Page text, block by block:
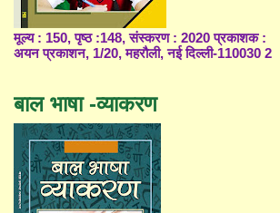
मूल्य : 150, पृष्ठ :148, संस्करण : 2020 प्रकाशक :
अयन प्रकाशन, 1/20, महरौली, नई दिल्ली-110030 2
बाल भाषा -व्याकरण